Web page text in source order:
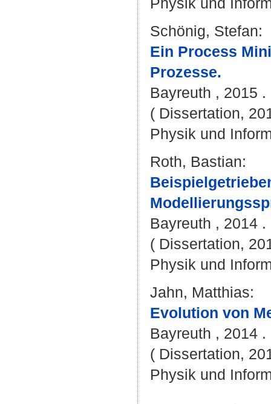
Schönig, Stefan:
Ein Process
Prozesse.
Bayreuth , 2015
( Dissertation,
Physik und
Roth, Bastian:
Bayreuth , 2014
( Dissertation,
Physik und
Jahn, Matthias:
Evolution von
Bayreuth , 2014
( Dissertation,
Physik und